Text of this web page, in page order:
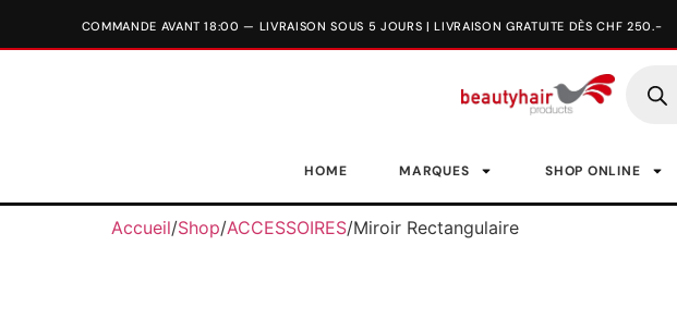
HOME MARQUES SHOP ONLINE
Accueil/Shop/ACCESSOIRES/Miroir Rectangulaire